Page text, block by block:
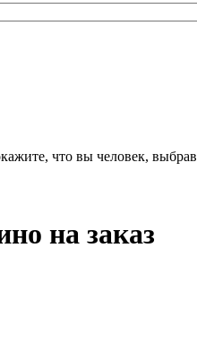
что вы человек, выбрав
на заказ